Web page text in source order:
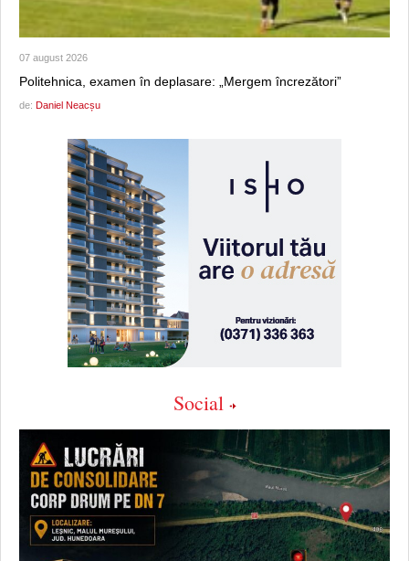
07 august 2026
Politehnica, examen în deplasare: „Mergem încrezători”
de: Daniel Neacșu
Social